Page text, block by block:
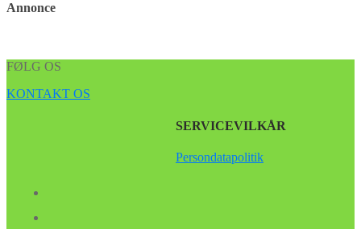
Annonce
FØLG OS
KONTAKT OS
SERVICEVILKÅR
Persondatapolitik